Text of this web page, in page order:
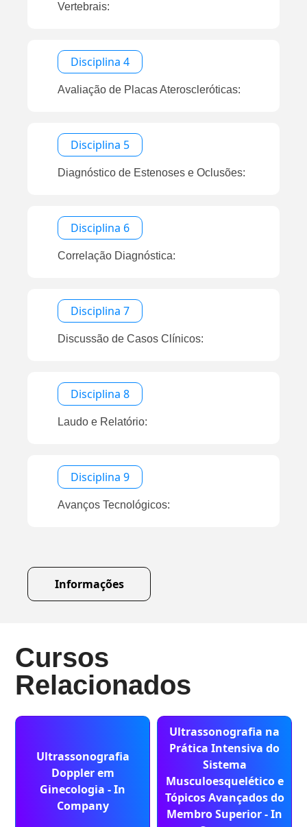
Vertebrais:
Disciplina 4
Avaliação de Placas Ateroscleróticas:
Disciplina 5
Diagnóstico de Estenoses e Oclusões:
Disciplina 6
Correlação Diagnóstica:
Disciplina 7
Discussão de Casos Clínicos:
Disciplina 8
Laudo e Relatório:
Disciplina 9
Avanços Tecnológicos:
Informações
Cursos
Relacionados
Ultrassonografia
Doppler em
Ginecologia - In
Company
Ultrassonografia na
Prática Intensiva do
Sistema
Musculoesquelético e
Tópicos Avançados do
Membro Superior - In